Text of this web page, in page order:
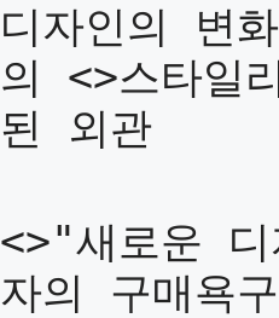
디자인의 변
의 <>스타일
된 외관
<>"새로운
자의 구매욕